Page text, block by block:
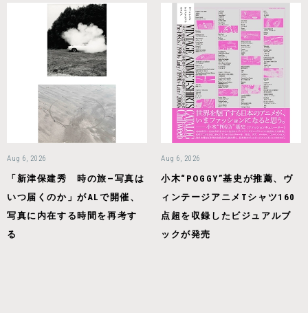
Aug 6, 2026
「新津保建秀 時の旅—写真は
いつ届くのか」がALで開催、
写真に内在する時間を再考す
る
Aug 6, 2026
小木“POGGY”基史が推薦、ヴ
ィンテージアニメTシャツ160
点超を収録したビジュアルブ
ックが発売